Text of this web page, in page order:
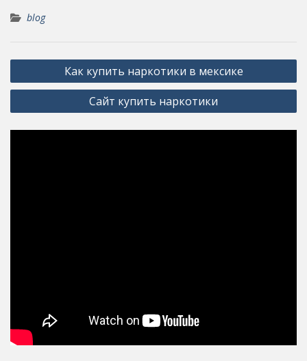
blog
Post
navigation
Как купить наркотики в мексике
Сайт купить наркотики